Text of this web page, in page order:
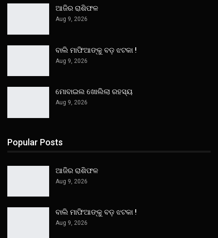
ଆଜିର ରାଶିଫଳ
Aug 9, 2026
ବାଲି ମାଫିଆଙ୍କୁ ବଡ଼ ଝଟକା !
Aug 9, 2026
ମୋବାଇଲ ଖୋଲିଲା ରହସ୍ୟ
Aug 9, 2026
Popular Posts
ଆଜିର ରାଶିଫଳ
Aug 9, 2026
ବାଲି ମାଫିଆଙ୍କୁ ବଡ଼ ଝଟକା !
Aug 9, 2026